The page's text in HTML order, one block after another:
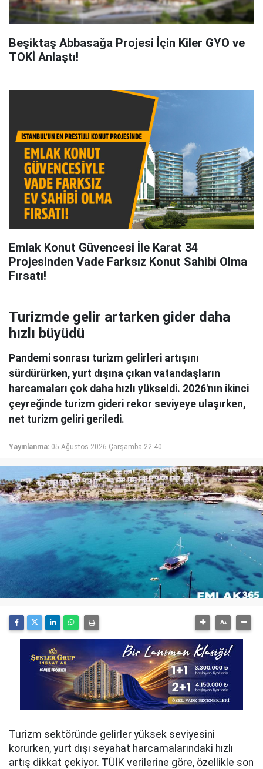
Beşiktaş Abbasağa Projesi İçin Kiler GYO ve
TOKİ Anlaştı!
Emlak Konut Güvencesi İle Karat 34
Projesinden Vade Farksız Konut Sahibi Olma
Fırsatı!
Turizmde gelir artarken gider daha
hızlı büyüdü
Pandemi sonrası turizm gelirleri artışını
sürdürürken, yurt dışına çıkan vatandaşların
harcamaları çok daha hızlı yükseldi. 2026'nın ikinci
çeyreğinde turizm gideri rekor seviyeye ulaşırken,
net turizm geliri geriledi.
Yayınlanma: 05 Ağustos 2026 Çarşamba 22:40
Turizm sektöründe gelirler yüksek seviyesini
korurken, yurt dışı seyahat harcamalarındaki hızlı
artış dikkat çekiyor. TÜİK verilerine göre, özellikle son